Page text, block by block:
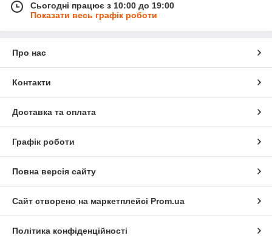
Сьогодні працює з 10:00 до 19:00
Показати весь графік роботи
Про нас
Контакти
Доставка та оплата
Графік роботи
Повна версія сайту
Сайт створено на маркетплейсі Prom.ua
Політика конфіденційності